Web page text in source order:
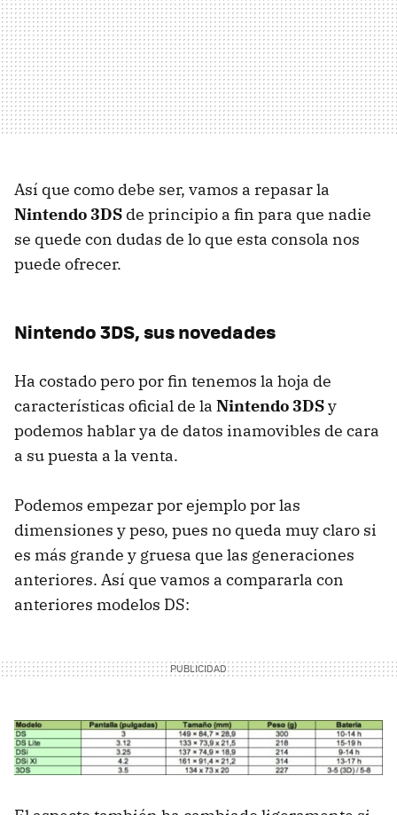
Así que como debe ser, vamos a repasar la
Nintendo 3DS de principio a fin para que nadie
se quede con dudas de lo que esta consola nos
puede ofrecer.
Nintendo 3DS, sus novedades
Ha costado pero por fin tenemos la hoja de
características oficial de la Nintendo 3DSy
podemos hablar ya de datos inamovibles de cara
a su puesta a la venta.
Podemos empezar por ejemplo por las
dimensiones y peso, pues no queda muy claro si
es más grande y gruesa que las generaciones
anteriores. Así que vamos a compararla con
anteriores modelos DS: